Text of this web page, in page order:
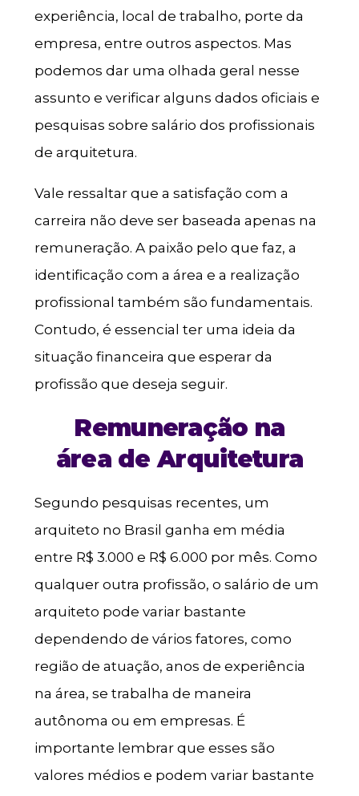
experiência, local de trabalho, porte da
empresa, entre outros aspectos. Mas
podemos dar uma olhada geral nesse
assunto e verificar alguns dados oficiais e
pesquisas sobre salário dos profissionais
de arquitetura.
Vale ressaltar que a satisfação com a
carreira não deve ser baseada apenas na
remuneração. A paixão pelo que faz, a
identificação com a área e a realização
profissional também são fundamentais.
Contudo, é essencial ter uma ideia da
situação financeira que esperar da
profissão que deseja seguir.
Remuneração na
área de Arquitetura
Segundo pesquisas recentes, um
arquiteto no Brasil ganha em média
entre R$ 3.000 e R$ 6.000 por mês. Como
qualquer outra profissão, o salário de um
arquiteto pode variar bastante
dependendo de vários fatores, como
região de atuação, anos de experiência
na área, se trabalha de maneira
autônoma ou em empresas. É
importante lembrar que esses são
valores médios e podem variar bastante